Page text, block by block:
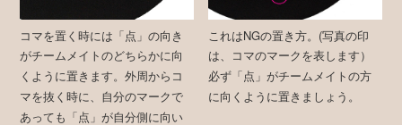
コマを置く時には「点」の向き
がチームメイトのどちらかに向
くように置きます。外周からコ
マを抜く時に、自分のマークで
あっても「点」が自分側に向い
これはNGの置き方。(写真の印
は、コマのマークを表します）
必ず「点」がチームメイトの方
に向くように置きましょう。